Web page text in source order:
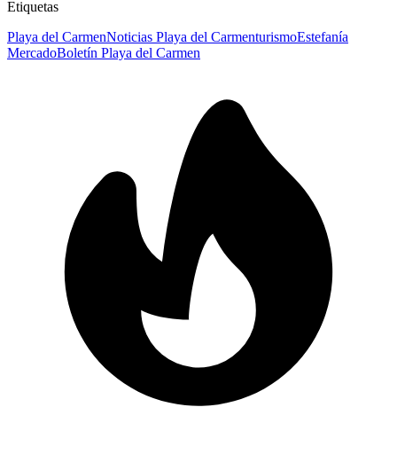
Etiquetas
Playa del CarmenNoticias Playa del CarmenturismoEstefanía
MercadoBoletín Playa del Carmen